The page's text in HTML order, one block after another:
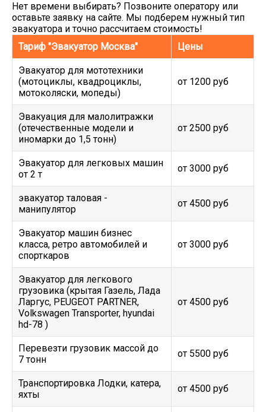
Нет времени выбирать? Позвоните оператору или
оставьте заявку на сайте. Мы подберем нужный тип
эвакуатора и точно рассчитаем стоимость!
Тариф "Эвакуатор Москва"
Цены
Эвакуатор для мототехники
(мотоциклы, квадроциклы,
мотоколяски, мопеды)
от 1200 руб
Эвакуация для малолитражки
(отечественные модели и
иномарки до 1,5 тонн)
от 2500 руб
Эвакуатор для легковых машин
от 2 т
от 3000 руб
эвакуатор таловая -
манипулятор
от 4500 руб
Эвакуатор машин бизнес
класса, ретро автомобилей и
спорткаров
от 3000 руб
Эвакуатор для легкового
грузовика (крытая Газель, Лада
Ларгус, PEUGEOT PARTNER,
Volkswagen Transporter, hyundai
hd-78 )
от 4500 руб
Перевезти грузовик массой до
7 тонн
от 5500 руб
Транспортировка Лодки, катера,
яхты
от 4500 руб